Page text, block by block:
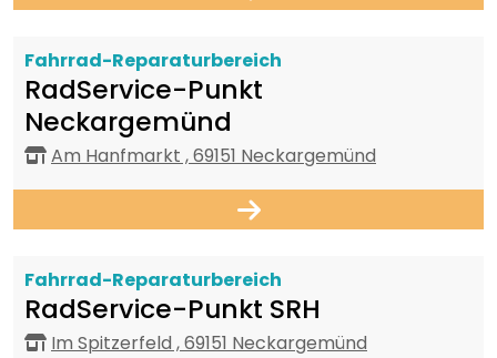
Fahrrad-Reparaturbereich
RadService-Punkt
Neckargemünd
Am Hanfmarkt , 69151 Neckargemünd
Fahrrad-Reparaturbereich
RadService-Punkt SRH
Im Spitzerfeld , 69151 Neckargemünd